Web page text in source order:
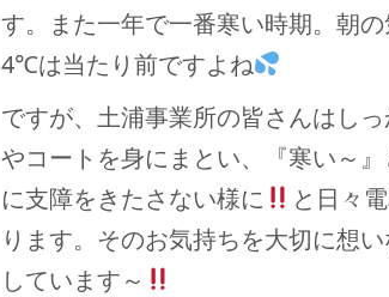
す。また一年で一番寒い時期。朝
4℃は当たり前ですよね
ですが、土浦事業所の皆さんはし
やコートを身にまとい、『寒い～
に支障をきたさない様に
と日々
ります。そのお気持ちを大切に想
しています～